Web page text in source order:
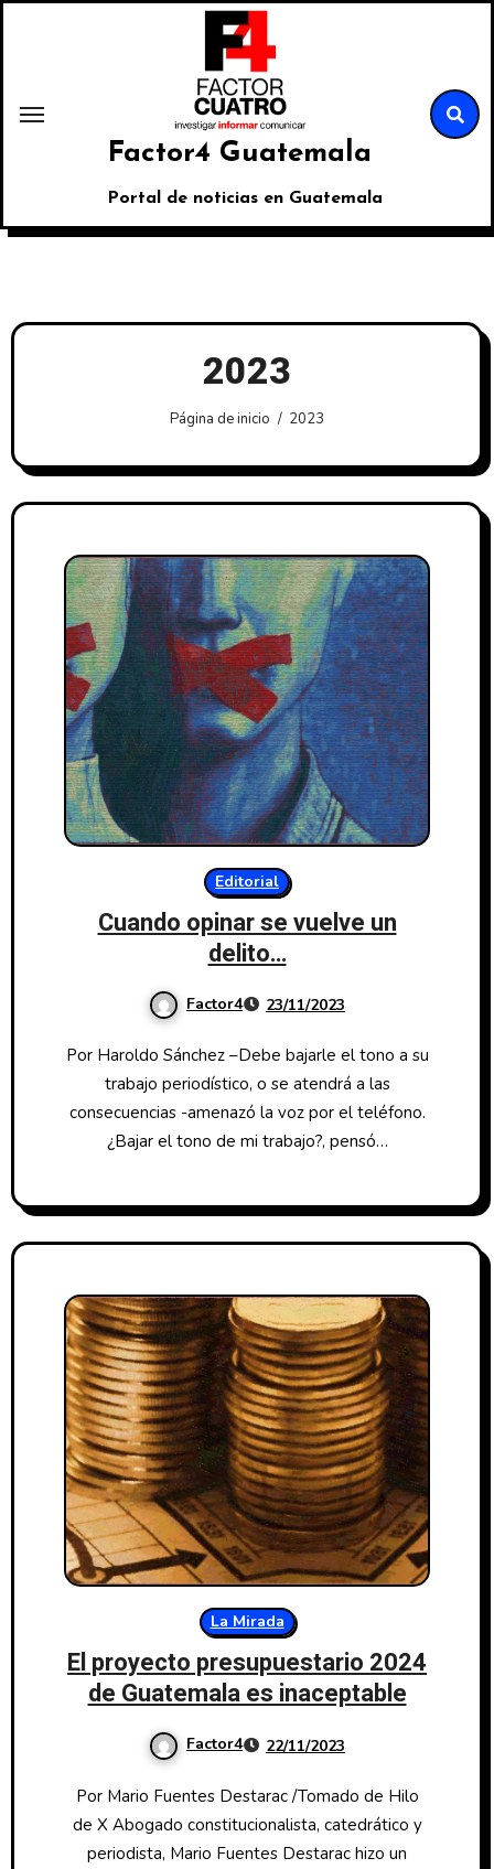
Factor4 Guatemala
Portal de noticias en Guatemala
2023
Página de inicio 2023
Editorial
Cuando opinar se vuelve un
delito…
Factor4 23/11/2023
Por Haroldo Sánchez –Debe bajarle el tono a su
trabajo periodístico, o se atendrá a las
consecuencias -amenazó la voz por el teléfono.
¿Bajar el tono de mi trabajo?, pensó…
La Mirada
El proyecto presupuestario 2024
de Guatemala es inaceptable
Factor4 22/11/2023
Por Mario Fuentes Destarac /Tomado de Hilo
de X Abogado constitucionalista, catedrático y
periodista, Mario Fuentes Destarac hizo un